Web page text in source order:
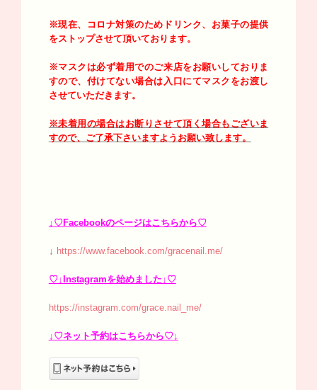
※現在、コロナ対策のためドリンク、お菓子の提供
をストップさせて頂いております。
※マスクは必ず着用でのご来店をお願いしておりま
すので、付けてない場合は入口にてマスクをお渡し
させていただきます。
※未着用の場合はお断りさせて頂く場合もございま
すので、ご了承下さいますようお願い致します。
↓♡Facebookのページはこちらから♡
↓ https://www.facebook.com/gracenail.me/
♡↓Instagramを始めました↓♡
https://instagram.com/grace.nail_me/
↓♡ネット予約はこちらから♡↓